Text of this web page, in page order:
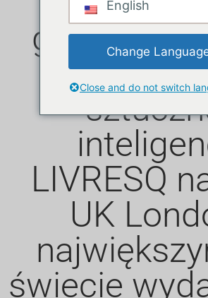
generatora
LIVRESQ
UK
świecie
English
Change
Close and do not switch